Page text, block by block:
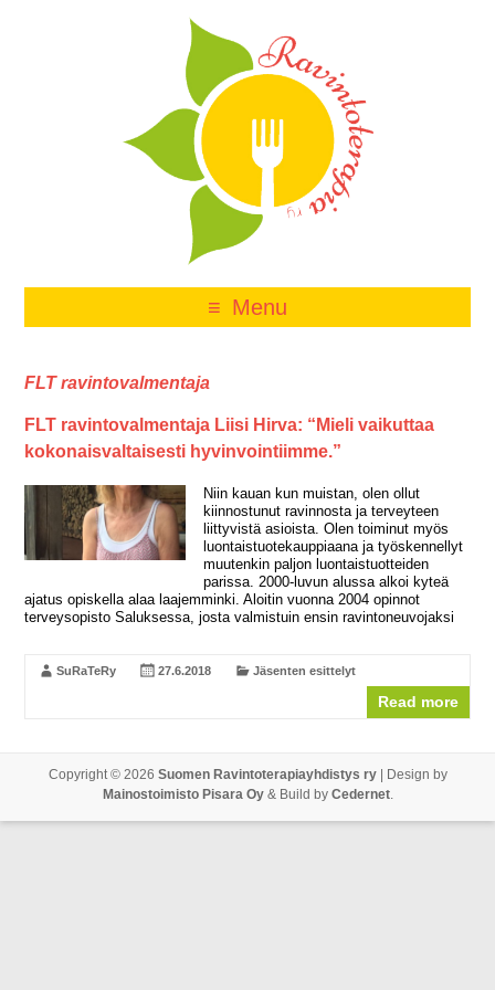
Menu
FLT ravintovalmentaja
FLT ravintovalmentaja Liisi Hirva: “Mieli vaikuttaa
kokonaisvaltaisesti hyvinvointiimme.”
Niin kauan kun muistan, olen ollut
kiinnostunut ravinnosta ja terveyteen
liittyvistä asioista. Olen toiminut myös
luontaistuotekauppiaana ja työskennellyt
muutenkin paljon luontaistuotteiden
parissa. 2000-luvun alussa alkoi kyteä
ajatus opiskella alaa laajemminki. Aloitin vuonna 2004 opinnot
terveysopisto Saluksessa, josta valmistuin ensin ravintoneuvojaksi
SuRaTeRy 27.6.2018 Jäsenten esittelyt
Read more
Copyright © 2026 Suomen Ravintoterapiayhdistys ry| Design by
Mainostoimisto Pisara Oy& Build by Cedernet.